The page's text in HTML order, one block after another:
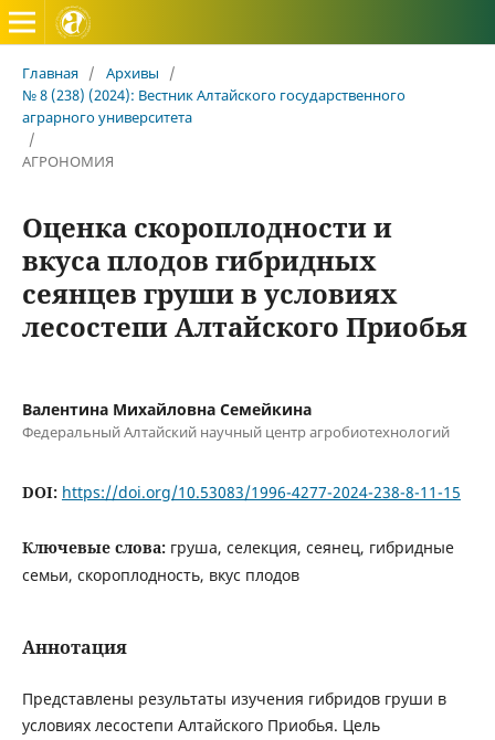
Вестник Алтайского государственного аграрного
Главная / Архивы
/
№ 8 (238) (2024): Вестник Алтайского государственного
аграрного университета
/
АГРОНОМИЯ
Оценка скороплодности и
вкуса плодов гибридных
сеянцев груши в условиях
лесостепи Алтайского Приобья
Валентина Михайловна Семейкина
Федеральный Алтайский научный центр агробиотехнологий
DOI: https://doi.org/10.53083/1996-4277-2024-238-8-11-15
Ключевые слова: груша, селекция, сеянец, гибридные
семьи, скороплодность, вкус плодов
Аннотация
Представлены результаты изучения гибридов груши в
условиях лесостепи Алтайского Приобья. Цель